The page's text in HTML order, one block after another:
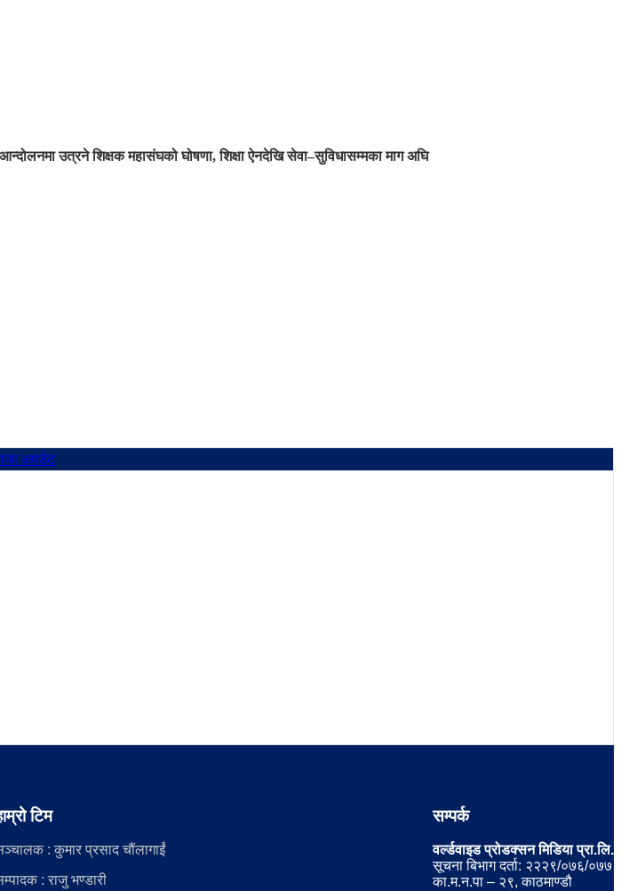
उत्रने शिक्षक महासंघको घोषणा, शिक्षा ऐनदेखि सेवा–सुविधासम्मका माग अघि
अपडेट
टिम
: कुमार प्रसाद चौंलागाईं
: राजु भण्डारी
सम्पर्क
वर्ल्डवाइड प्रोडक्सन मिडिया प्रा.लि.
सूचना बिभाग दर्ता: २२२९/०७६/०७७
का.म.न.पा – २९, काठमाण्डौ